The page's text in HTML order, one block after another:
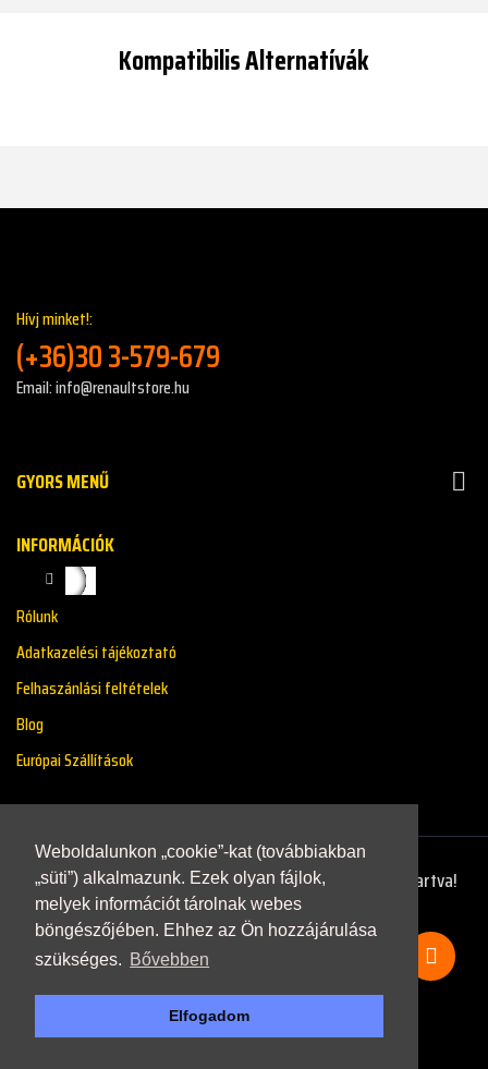
Weboldalunkon „cookie”-kat (továbbiakban
„süti”) alkalmazunk. Ezek olyan fájlok,
melyek információt tárolnak webes
böngészőjében. Ehhez az Ön hozzájárulása
szükséges. Bővebben
Elfogadom
Kompatibilis Alternatívák
Hívj minket!:
(+36)30 3-579-679
Email: info@renaultstore.hu
GYORS MENŰ 
INFORMÁCIÓK
Rólunk
Adatkazelési tájékoztató
Felhaszánlási feltételek
Blog
Európai Szállítások
Copyright © 2021 - Renaultstore.hu - Minden Jog Fenntartva!